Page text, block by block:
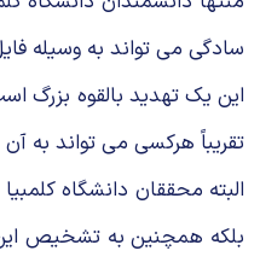
سادگی می تواند به وسیله
این یك تهدید بالقوه بزرگ
تقریباً هركسی می تواند به
بلكه همچنین به تشخیص